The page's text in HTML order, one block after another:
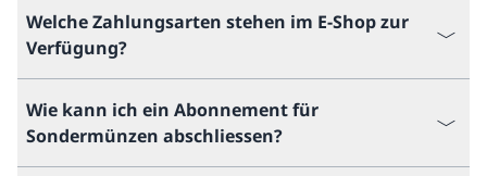
Welche Zahlungsarten stehen im E-Shop zur
Verfügung?
Wie kann ich ein Abonnement für
Sondermünzen abschliessen?